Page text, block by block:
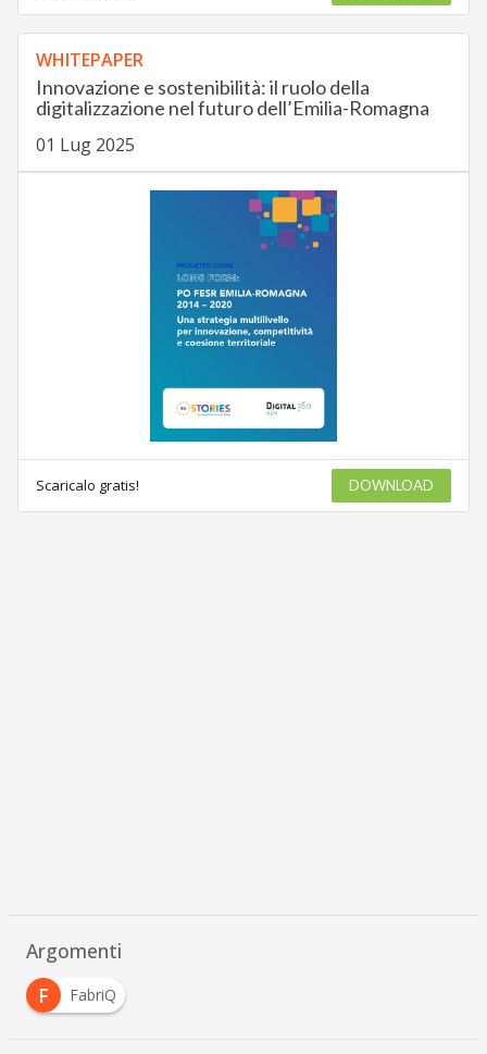
WHITEPAPER
Innovazione e sostenibilità: il ruolo della
digitalizzazione nel futuro dell’Emilia-Romagna
01 Lug 2025
Scaricalo gratis! DOWNLOAD
Argomenti
F
FabriQ